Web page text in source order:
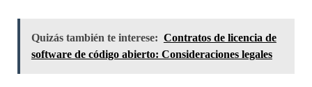
Quizás también te interese: Contratos de licencia de
software de código abierto: Consideraciones legales